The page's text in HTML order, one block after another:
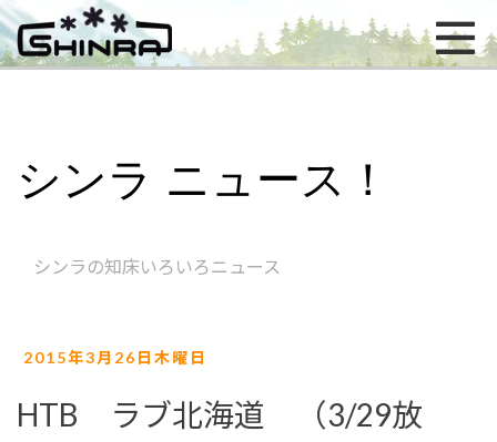
シンラ ニュース！
シンラの知床いろいろニュース
2015年3月26日木曜日
HTB ラブ北海道 （3/29放